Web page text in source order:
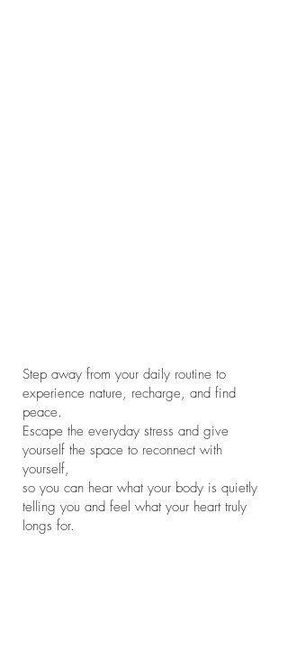
Step away from your daily routine to
experience nature, recharge, and find
peace.
Escape the everyday stress and give
yourself the space to reconnect with
yourself,
so you can hear what your body is quietly
telling you and feel what your heart truly
longs for.